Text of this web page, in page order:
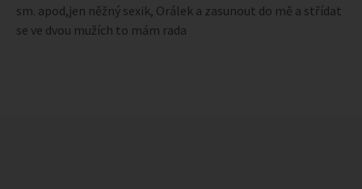
sm. apod,jen něžný sexik, Orálek a zasunout do mě a střídat
se ve dvou mužích to mám rada